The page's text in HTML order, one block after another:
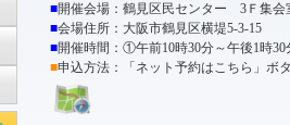
■開催会場：鶴見区民センター 3Ｆ集会
■会場住所：大阪市鶴見区横堤5-3-15
■開催時間：①午前10時30分～午後1時
■申込方法：「ネット予約はこちら」ボ